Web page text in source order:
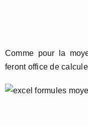
Comme pour la
feront office de